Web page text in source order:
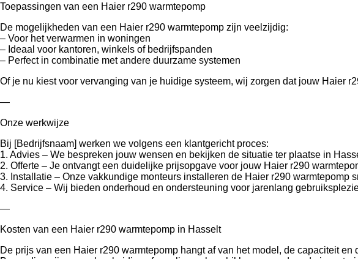
Toepassingen van een Haier r290 warmtepomp
De mogelijkheden van een Haier r290 warmtepomp zijn veelzijdig:
– Voor het verwarmen in woningen
– Ideaal voor kantoren, winkels of bedrijfspanden
– Perfect in combinatie met andere duurzame systemen
Of je nu kiest voor vervanging van je huidige systeem, wij zorgen dat jouw Haier
—
Onze werkwijze
Bij [Bedrijfsnaam] werken we volgens een klantgericht proces:
1. Advies – We bespreken jouw wensen en bekijken de situatie ter plaatse in
2. Offerte – Je ontvangt een duidelijke prijsopgave voor jouw Haier r290
3. Installatie – Onze vakkundige monteurs installeren de Haier r290 warmtepomp
4. Service – Wij bieden onderhoud en ondersteuning voor jarenlang
—
Kosten van een Haier r290 warmtepomp in Hasselt
De prijs van een Haier r290 warmtepomp hangt af van het model, de capaciteit